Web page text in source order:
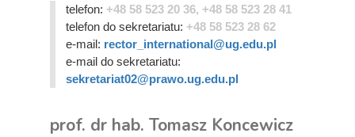
telefon: +48 58 523 20 36, +48 58 523 28 41
telefon do sekretariatu: +48 58 523 28 62
e-mail: rector_international@ug.edu.pl
e-mail do sekretariatu:
sekretariat02@prawo.ug.edu.pl
prof. dr hab. Tomasz Koncewicz